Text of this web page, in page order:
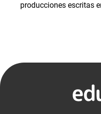
producciones escritas